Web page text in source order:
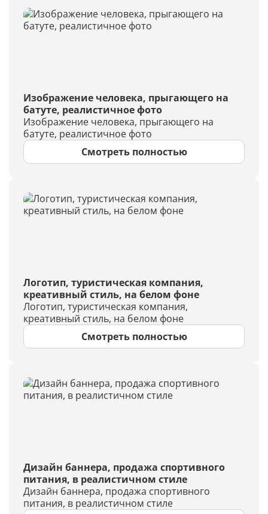
Изображение человека, прыгающего на
батуте, реалистичное фото
Изображение человека, прыгающего на
батуте, реалистичное фото
Смотреть полностью
Логотип, туристическая компания,
креативный стиль, на белом фоне
Логотип, туристическая компания,
креативный стиль, на белом фоне
Смотреть полностью
Дизайн баннера, продажа спортивного
питания, в реалистичном стиле
Дизайн баннера, продажа спортивного
питания, в реалистичном стиле